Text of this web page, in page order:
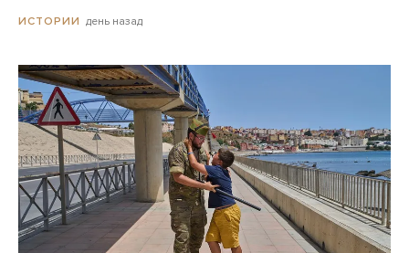
ИСТОРИИ день назад